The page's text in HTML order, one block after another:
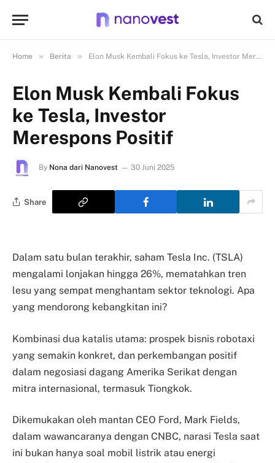
Home » Berita » Elon Musk Kembali Fokus ke Tesla, Investor Merespons Positif
Elon Musk Kembali Fokus
ke Tesla, Investor
Merespons Positif
By Nona dari Nanovest 30 Juni 2025
Share
Dalam satu bulan terakhir, saham Tesla Inc. (TSLA)
mengalami lonjakan hingga 26%, mematahkan tren
lesu yang sempat menghantam sektor teknologi. Apa
yang mendorong kebangkitan ini?
Kombinasi dua katalis utama: prospek bisnis robotaxi
yang semakin konkret, dan perkembangan positif
dalam negosiasi dagang Amerika Serikat dengan
mitra internasional, termasuk Tiongkok.
Dikemukakan oleh mantan CEO Ford, Mark Fields,
dalam wawancaranya dengan CNBC, narasi Tesla saat
ini bukan hanya soal mobil listrik atau energi